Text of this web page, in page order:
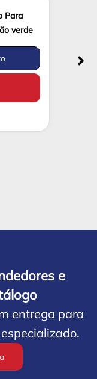
Para
verde
e
entrega para